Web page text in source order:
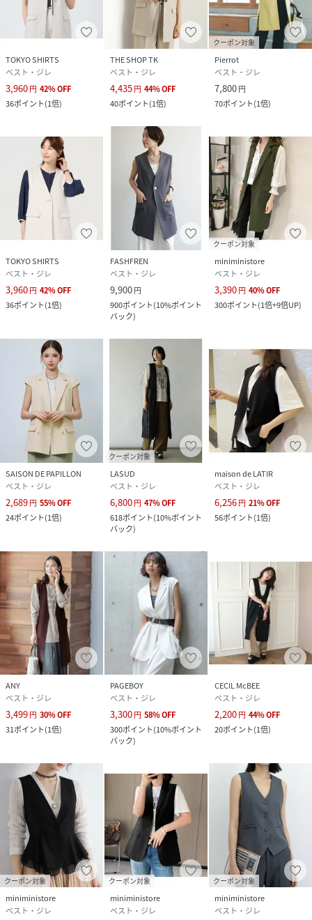
TOKYO SHIRTS
ベスト・ジレ
3,960円 42%OFF
36ポイント(1倍)
THE SHOP TK
ベスト・ジレ
4,435円 44%OFF
40ポイント(1倍)
クーポン対象
Pierrot
ベスト・ジレ
7,800円
70ポイント(1倍)
TOKYO SHIRTS
ベスト・ジレ
3,960円 42%OFF
36ポイント(1倍)
FASHFREN
ベスト・ジレ
9,900円
900ポイント(10%ポイント
バック)
クーポン対象
miniministore
ベスト・ジレ
3,390円 40%OFF
300ポイント(1倍+9倍UP)
SAISON DE PAPILLON
ベスト・ジレ
2,689円 55%OFF
24ポイント(1倍)
クーポン対象
LASUD
ベスト・ジレ
6,800円 47%OFF
618ポイント(10%ポイント
バック)
maison de LATIR
ベスト・ジレ
6,256円 21%OFF
56ポイント(1倍)
ANY
ベスト・ジレ
3,499円 30%OFF
31ポイント(1倍)
PAGEBOY
ベスト・ジレ
3,300円 58%OFF
300ポイント(10%ポイント
バック)
CECIL McBEE
ベスト・ジレ
2,200円 44%OFF
20ポイント(1倍)
クーポン対象
miniministore
ベスト・ジレ
クーポン対象
miniministore
ベスト・ジレ
クーポン対象
miniministore
ベスト・ジレ